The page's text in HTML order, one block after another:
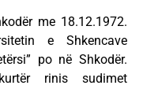
me 18.12.1972.
e Shkencave
po në Shkodër.
rinis sudimet